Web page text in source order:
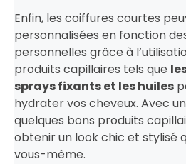
Enfin, les coiffures courtes
personnalisées en fonction
personnelles grâce à
produits capillaires tels que
sprays fixants et les huiles
hydrater vos cheveux. Avec
quelques bons produits
obtenir un look chic et stylisé
vous-même.